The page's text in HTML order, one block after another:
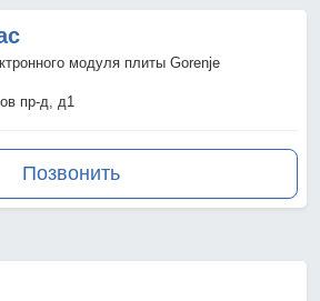
модуля плиты Gorenje
пр-д, д1
Позвонить